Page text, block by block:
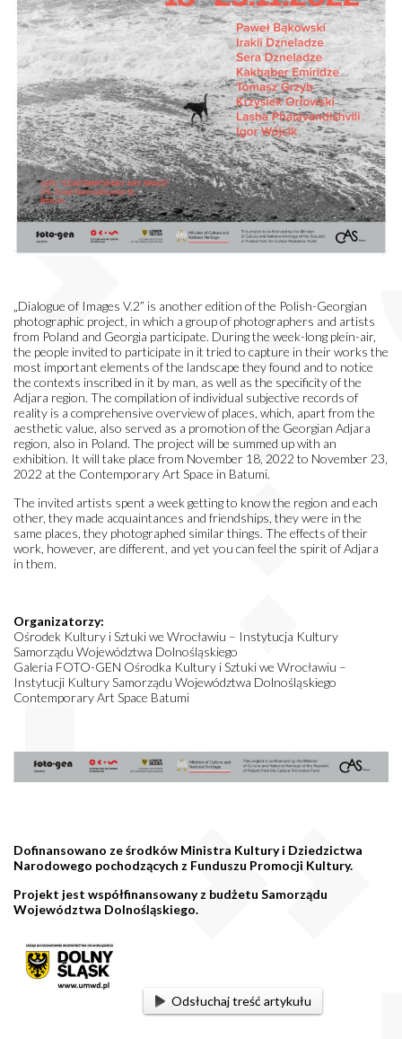
„Dialogue of Images V.2” is another edition of the Polish-Georgian
photographic project, in which a group of photographers and artists
from Poland and Georgia participate. During the week-long plein-air,
the people invited to participate in it tried to capture in their works the
most important elements of the landscape they found and to notice
the contexts inscribed in it by man, as well as the specificity of the
Adjara region. The compilation of individual subjective records of
reality is a comprehensive overview of places, which, apart from the
aesthetic value, also served as a promotion of the Georgian Adjara
region, also in Poland. The project will be summed up with an
exhibition. It will take place from November 18, 2022 to November 23,
2022 at the Contemporary Art Space in Batumi.
The invited artists spent a week getting to know the region and each
other, they made acquaintances and friendships, they were in the
same places, they photographed similar things. The effects of their
work, however, are different, and yet you can feel the spirit of Adjara
in them.
Organizatorzy:
Ośrodek Kultury i Sztuki we Wrocławiu – Instytucja Kultury
Samorządu Województwa Dolnośląskiego
Galeria FOTO-GEN Ośrodka Kultury i Sztuki we Wrocławiu –
Instytucji Kultury Samorządu Województwa Dolnośląskiego
Contemporary Art Space Batumi
Dofinansowano ze środków Ministra Kultury i Dziedzictwa
Narodowego pochodzących z Funduszu Promocji Kultury.
Projekt jest współfinansowany z budżetu Samorządu
Województwa Dolnośląskiego.
Odsłuchaj treść artykułu